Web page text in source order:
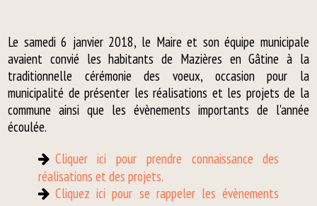
Le samedi 6 janvier 2018, le Maire et son équipe municipale
avaient convié les habitants de Mazières en Gâtine à la
traditionnelle cérémonie des voeux, occasion pour la
municipalité de présenter les réalisations et les projets de la
commune ainsi que les évènements importants de l'année
écoulée.
Cliquer ici pour prendre connaissance des
réalisations et des projets.
Cliquez ici pour se rappeler les évènements